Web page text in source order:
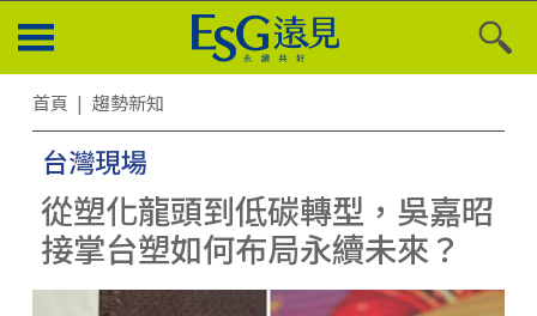
首頁 趨勢新知
台灣現場
從塑化龍頭到低碳轉型，吳嘉昭
接掌台塑如何布局永續未來？